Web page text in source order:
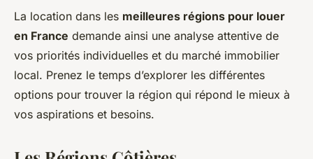
La location dans les meilleures régions pour louer
en France demande ainsi une analyse attentive de
vos priorités individuelles et du marché immobilier
local. Prenez le temps d’explorer les différentes
options pour trouver la région qui répond le mieux à
vos aspirations et besoins.